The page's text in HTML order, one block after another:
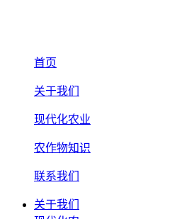
首页
关于我们
现代化农业
农作物知识
联系我们
关于我们